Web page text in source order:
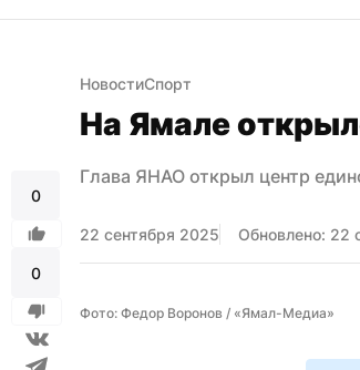
0
0
НовостиСпорт
На Ямале
Глава ЯНАО открыл центр
22 сентября 2025 Обновлено: 22
Фото: Федор Воронов / «Ямал-Медиа»